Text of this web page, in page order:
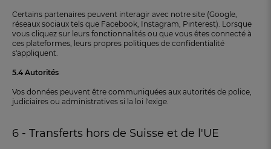
Certains partenaires peuvent interagir avec notre site (Google,
réseaux sociaux tels que Facebook, Instagram, Pinterest). Lorsque
vous cliquez sur leurs fonctionnalités ou que vous êtes connecté à
ces plateformes, leurs propres politiques de confidentialité
s'appliquent.
5.4 Autorités
Vos données peuvent être communiquées aux autorités de police,
judiciaires ou administratives si la loi l'exige.
6 - Transferts hors de Suisse et de l'UE